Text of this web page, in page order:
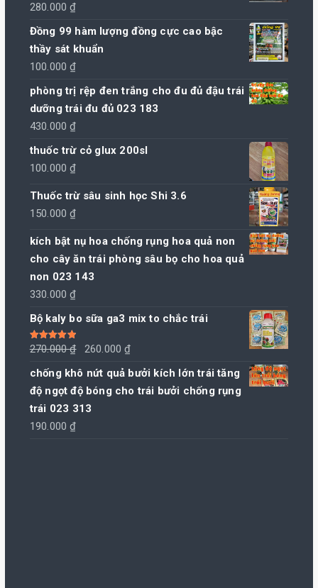
280.000₫
Đồng 99 hàm lượng đồng cực cao bậc
thầy sát khuẩn
100.000₫
phòng trị rệp đen trắng cho đu đủ đậu trái
dưỡng trái đu đủ 023 183
430.000₫
thuốc trừ cỏ glux 200sl
100.000₫
Thuốc trừ sâu sinh học Shi 3.6
150.000₫
kích bật nụ hoa chống rụng hoa quả non
cho cây ăn trái phòng sâu bọ cho hoa quả
non 023 143
330.000₫
Bộ kaly bo sữa ga3 mix to chắc trái
Được xếp
hạng 5.00 5
270.000₫
Giá
gốc
là:
270.000 ₫.
260.000₫
hiện
chống khô nứt quả bưởi kích lớn trái tăng
độ ngọt độ bóng cho trái bưởi chống rụng
trái 023 313
190.000₫